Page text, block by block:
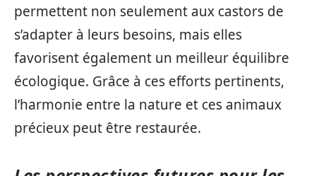
permettent non seulement aux castors de
s’adapter à leurs besoins, mais elles
favorisent également un meilleur équilibre
écologique. Grâce à ces efforts pertinents,
l’harmonie entre la nature et ces animaux
précieux peut être restaurée.